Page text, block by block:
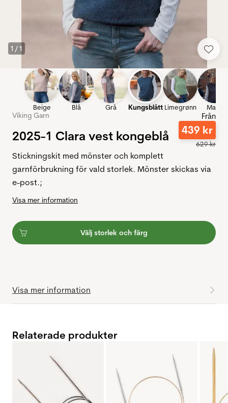
1 /1
Beige Blå Grå Kungsblått Limegrønn Marin
Viking Garn
2025-1 Clara vest kongeblå
Från
439 kr
629kr
Stickningskit med mönster och komplett
garnförbrukning för vald storlek. Mönster skickas via
e-post.;
Visa mer information
Välj storlek och färg
Visa mer information
Relaterade produkter